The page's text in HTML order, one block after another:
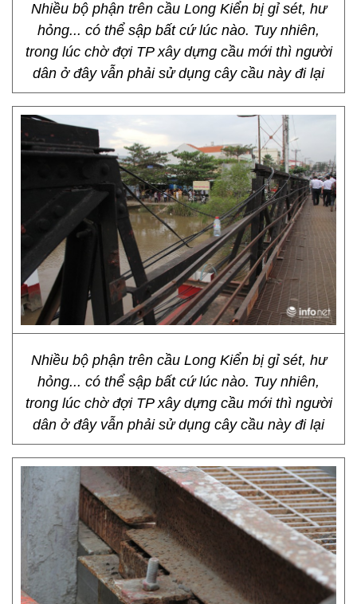
Nhiều bộ phận trên cầu Long Kiển bị gỉ sét, hư
hỏng... có thể sập bất cứ lúc nào. Tuy nhiên,
trong lúc chờ đợi TP xây dựng cầu mới thì người
dân ở đây vẫn phải sử dụng cây cầu này đi lại
Nhiều bộ phận trên cầu Long Kiển bị gỉ sét, hư
hỏng... có thể sập bất cứ lúc nào. Tuy nhiên,
trong lúc chờ đợi TP xây dựng cầu mới thì người
dân ở đây vẫn phải sử dụng cây cầu này đi lại